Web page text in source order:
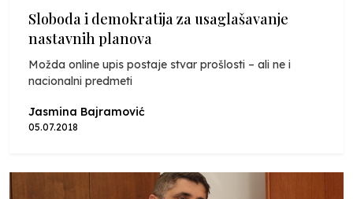
Sloboda i demokratija za usaglašavanje
nastavnih planova
Možda online upis postaje stvar prošlosti – ali ne i
nacionalni predmeti
Jasmina Bajramović
05.07.2018